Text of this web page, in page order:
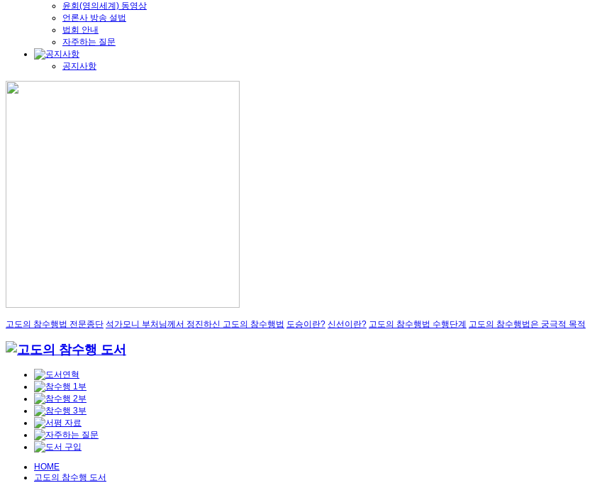
윤회(영의세계) 동영상
언론사 방송 설법
법회 안내
자주하는 질문
공지사항
고도의 참수행법 전문종단 석가모니 부처님께서 정진하신 고도의 참수행법 도승이란? 신선이란? 고도의 참수행법 수행단계 고도의 참수행법은 궁극적 목적
HOME
고도의 참수행 도서